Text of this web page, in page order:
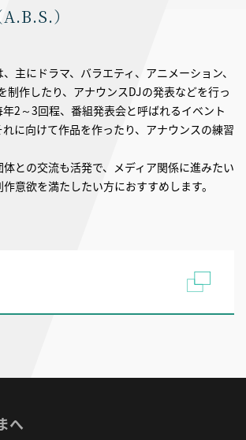
）
主にドラマ、バラエティ、アニメーション、
制作したり、アナウンスDJの発表などを行っ
2～3回程、番組発表会と呼ばれるイベント
に向けて作品を作ったり、アナウンスの練習
との交流も活発で、メディア関係に進みたい
意欲を満たしたい方におすすめします。
へ